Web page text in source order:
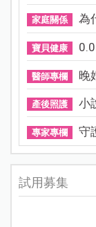
家庭關係 為
寶貝健康
醫師專欄 晚
產後照護 小
專家專欄 守
試用募集